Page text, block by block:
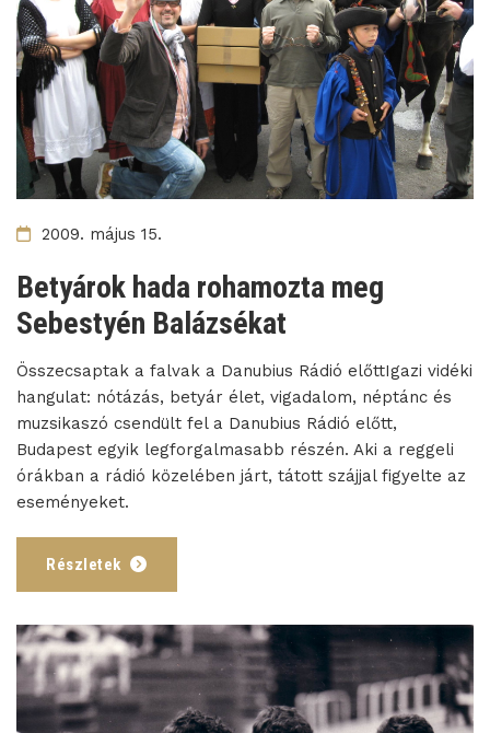
2009. május 15.
Betyárok hada rohamozta meg
Sebestyén Balázsékat
Összecsaptak a falvak a Danubius Rádió előttIgazi vidéki
hangulat: nótázás, betyár élet, vigadalom, néptánc és
muzsikaszó csendült fel a Danubius Rádió előtt,
Budapest egyik legforgalmasabb részén. Aki a reggeli
órákban a rádió közelében járt, tátott szájjal figyelte az
eseményeket.
Részletek